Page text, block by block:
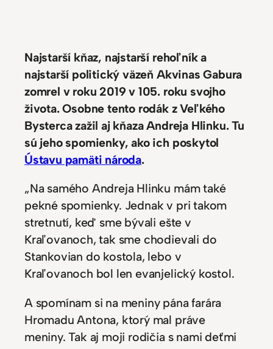
Najstarší kňaz, najstarší rehoľník a
najstarší politický väzeň Akvinas Gabura
zomrel v roku 2019 v 105. roku svojho
života. Osobne tento rodák z Veľkého
Bysterca zažil aj kňaza Andreja Hlinku. Tu
sú jeho spomienky, ako ich poskytol
Ústavu pamäti národa.
„Na samého Andreja Hlinku mám také
pekné spomienky. Jednak v pri takom
stretnutí, keď sme bývali ešte v
Kraľovanoch, tak sme chodievali do
Stankovian do kostola, lebo v
Kraľovanoch bol len evanjelický kostol.
A spomínam si na meniny pána farára
Hromadu Antona, ktorý mal práve
meniny. Tak aj moji rodičia s nami deťmi